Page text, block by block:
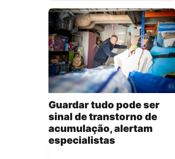
Guardar tudo pode ser
sinal de transtorno de
acumulação, alertam
especialistas